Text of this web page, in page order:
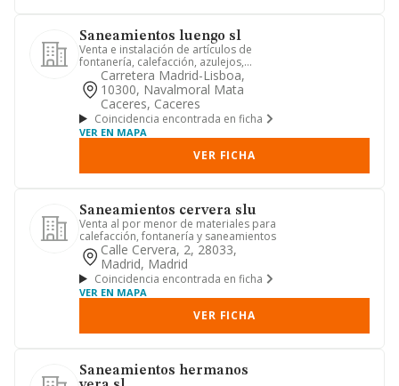
Saneamientos luengo sl
Venta e instalación de artículos de
fontanería, calefacción, azulejos,
muebles de baño y cocinas.
Carretera Madrid-Lisboa,
10300, Navalmoral Mata
Caceres, Caceres
Coincidencia encontrada en ficha
VER EN MAPA
VER FICHA
Saneamientos cervera slu
Venta al por menor de materiales para
calefacción, fontanería y saneamientos
Calle Cervera, 2, 28033,
Madrid, Madrid
Coincidencia encontrada en ficha
VER EN MAPA
VER FICHA
Saneamientos hermanos